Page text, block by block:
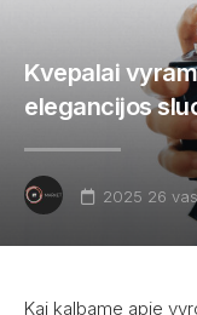
Kvepalai
elegancijos
2025 26
Kai kalbame apie